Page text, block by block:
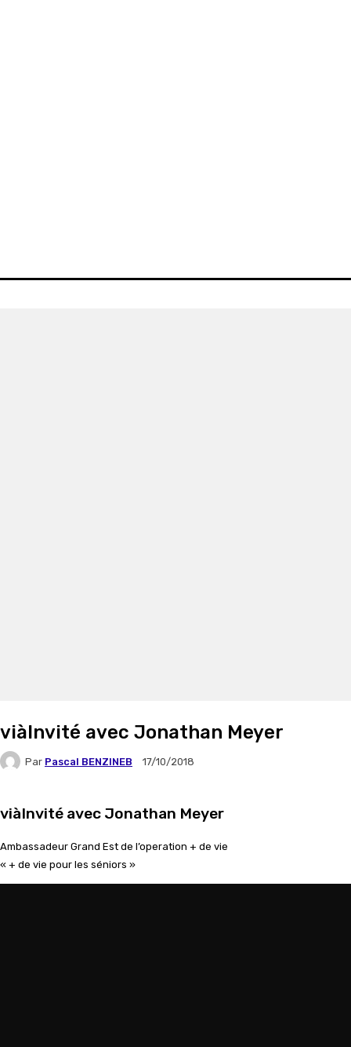
viàInvité avec Jonathan Meyer
Par Pascal BENZINEB 17/10/2018
viàInvité avec Jonathan Meyer
Ambassadeur Grand Est de l’operation + de vie
« + de vie pour les séniors »